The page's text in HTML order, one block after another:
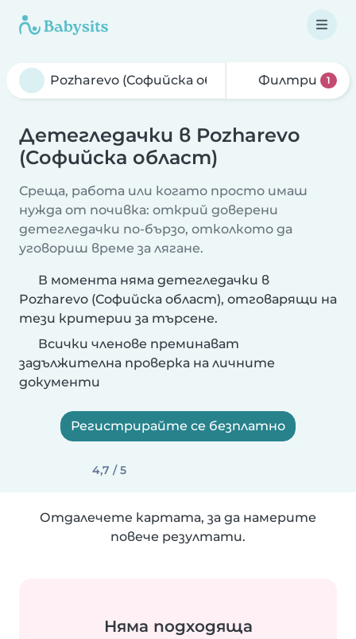
Филтри 1
Детегледачки в Pozharevo
(Софийска област)
Среща, работа или когато просто имаш
нужда от почивка: открий доверени
детегледачки по-бързо, отколкото да
уговориш време за лягане.
В момента няма детегледачки в
Pozharevo (Софийска област), отговарящи на
тези критерии за търсене.
Всички членове преминават
задължителна проверка на личните
документи
Регистрирайте се безплатно
4,7 / 5
Отдалечете картата, за да намерите
повече резултати.
Няма подходяща